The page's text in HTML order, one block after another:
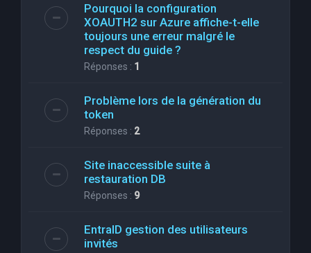
Pourquoi la configuration
XOAUTH2 sur Azure affiche-t-elle
toujours une erreur malgré le
respect du guide ?
Réponses : 1
Problème lors de la génération du
token
Réponses : 2
Site inaccessible suite à
restauration DB
Réponses : 9
EntraID gestion des utilisateurs
invités